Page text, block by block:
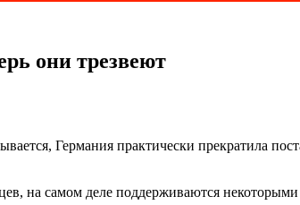
они трезвеют
Германия практически прекратила
на самом деле поддерживаются